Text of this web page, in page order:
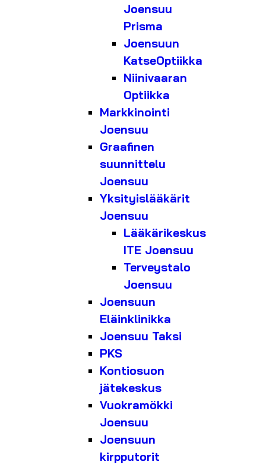
Joensuu
Prisma
Joensuun
KatseOptiikka
Niinivaaran
Optiikka
Markkinointi
Joensuu
Graafinen
suunnittelu
Joensuu
Yksityislääkärit
Joensuu
Lääkärikeskus
ITE Joensuu
Terveystalo
Joensuu
Joensuun
Eläinklinikka
Joensuu Taksi
PKS
Kontiosuon
jätekeskus
Vuokramökki
Joensuu
Joensuun
kirpputorit